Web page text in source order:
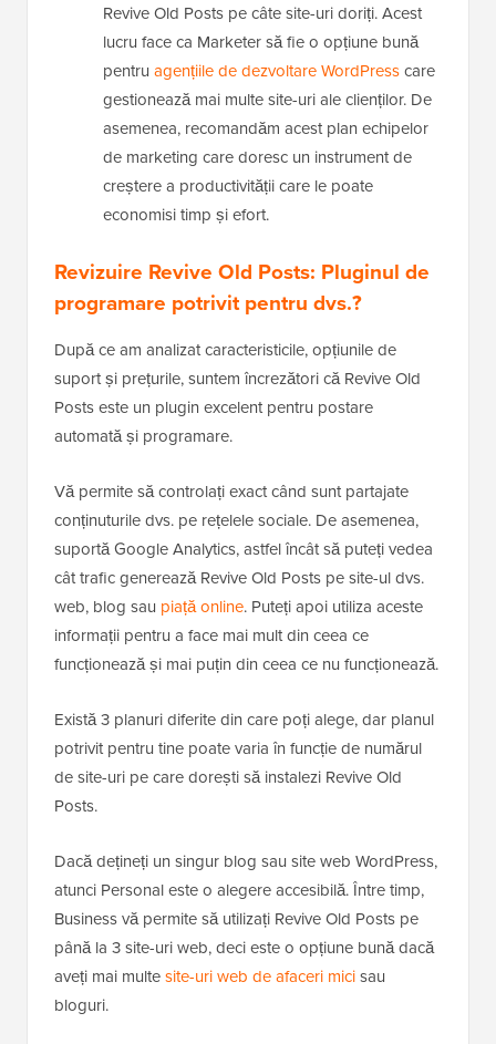
Revive Old Posts pe câte site-uri doriți. Acest
lucru face ca Marketer să fie o opțiune bună
pentru agențiile de dezvoltare WordPresscare
gestionează mai multe site-uri ale clienților. De
asemenea, recomandăm acest plan echipelor
de marketing care doresc un instrument de
creștere a productivității care le poate
economisi timp și efort.
Revizuire Revive Old Posts: Pluginul de
programare potrivit pentru dvs.?
După ce am analizat caracteristicile, opțiunile de
suport și prețurile, suntem încrezători că Revive Old
Posts este un plugin excelent pentru postare
automată și programare.
Vă permite să controlați exact când sunt partajate
conținuturile dvs. pe rețelele sociale. De asemenea,
suportă Google Analytics, astfel încât să puteți vedea
cât trafic generează Revive Old Posts pe site-ul dvs.
web, blog sau piață online. Puteți apoi utiliza aceste
informații pentru a face mai mult din ceea ce
funcționează și mai puțin din ceea ce nu funcționează.
Există 3 planuri diferite din care poți alege, dar planul
potrivit pentru tine poate varia în funcție de numărul
de site-uri pe care dorești să instalezi Revive Old
Posts.
Dacă dețineți un singur blog sau site web WordPress,
atunci Personal este o alegere accesibilă. Între timp,
Business vă permite să utilizați Revive Old Posts pe
până la 3 site-uri web, deci este o opțiune bună dacă
aveți mai multesite-uri web de afaceri micisau
bloguri.